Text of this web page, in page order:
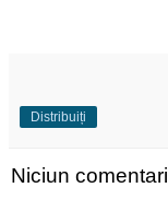
Distribuiți
Niciun